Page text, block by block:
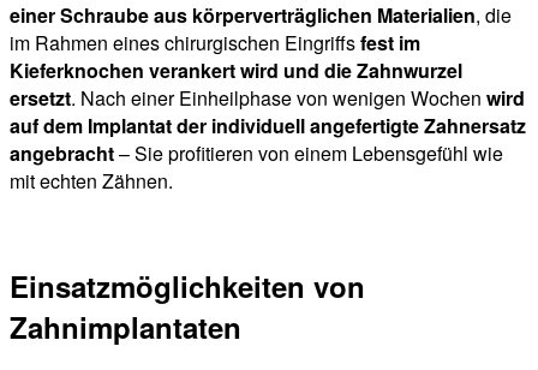
einer Schraube aus körperverträglichen Materialien, die
im Rahmen eines chirurgischen Eingriffsfest im
Kieferknochen verankert wird und die Zahnwurzel
ersetzt. Nach einer Einheilphase von wenigen Wochen wird
auf dem Implantat der individuell angefertigte Zahnersatz
angebracht– Sie profitieren von einem Lebensgefühl wie
mit echten Zähnen.
Einsatzmöglichkeiten von
Zahnimplantaten